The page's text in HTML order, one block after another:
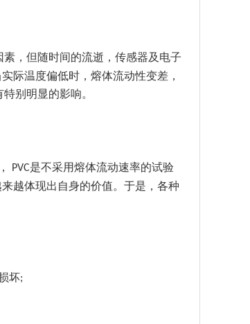
，但随时间的流逝，传感器及电子
际温度偏低时，熔体流动性变差，
别明显的影响。
PVC是不采用熔体流动速率的试验
越体现出自身的价值。于是，各种
坏;